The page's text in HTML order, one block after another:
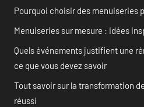
Pourquoi choisir des menuiseries
Menuiseries sur mesure : idées
Quels événements justifient une
ce que vous devez savoir
Tout savoir sur la transformation
réussi